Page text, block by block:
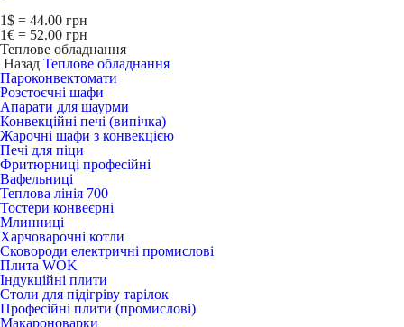
1$ = 44.00 грн
1€ = 52.00 грн
Теплове обладнання
Назад Теплове обладнання
Пароконвектомати
Розстоєчні шафи
Апарати для шаурми
Конвекційні печі (випічка)
Жарочні шафи з конвекцією
Печі для піци
Фритюрниці професійні
Вафельниці
Теплова лінія 700
Тостери конвеєрні
Млинниці
Харчоварочні котли
Сковороди електричні промислові
Плита WOK
Індукційні плити
Столи для підігріву тарілок
Професійні плити (промислові)
Макароноварки